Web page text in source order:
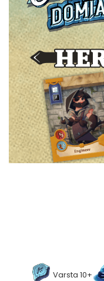
2 - 4 jucători
5 - 6 jucători
7+ jucători
Categoriile Noastre
Premiate internațional
Colecția personală
Ușor de invățat
Grafică impresionantă
Ușor de transportat
Cele mai vândute
Durata de joc
De război
Fantastice Varsta 10+